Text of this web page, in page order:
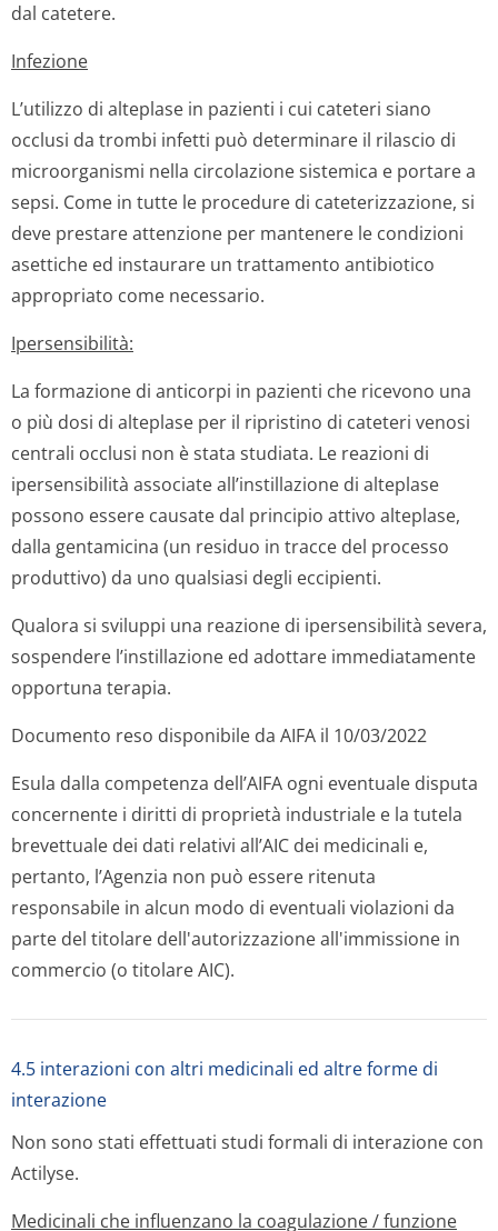
dal catetere.
Infezione
L’utilizzo di alteplase in pazienti i cui cateteri siano
occlusi da trombi infetti può determinare il rilascio di
microorganismi nella circolazione sistemica e portare a
sepsi. Come in tutte le procedure di cateterizzazione, si
deve prestare attenzione per mantenere le condizioni
asettiche ed instaurare un trattamento antibiotico
appropriato come necessario.
Ipersensibilità:
La formazione di anticorpi in pazienti che ricevono una
o più dosi di alteplase per il ripristino di cateteri venosi
centrali occlusi non è stata studiata. Le reazioni di
ipersensibilità associate all’instillazione di alteplase
possono essere causate dal principio attivo alteplase,
dalla gentamicina (un residuo in tracce del processo
produttivo) da uno qualsiasi degli eccipienti.
Qualora si sviluppi una reazione di ipersensibilità severa,
sospendere l’instillazione ed adottare immediatamente
opportuna terapia.
Documento reso disponibile da AIFA il 10/03/2022
Esula dalla competenza dell’AIFA ogni eventuale disputa
concernente i diritti di proprietà industriale e la tutela
brevettuale dei dati relativi all’AIC dei medicinali e,
pertanto, l’Agenzia non può essere ritenuta
responsabile in alcun modo di eventuali violazioni da
parte del titolare dell'autorizzazione all'immissione in
commercio (o titolare AIC).
4.5 interazioni con altri medicinali ed altre forme di
interazione
Non sono stati effettuati studi formali di interazione con
Actilyse.
Medicinali che influenzano la coagulazione / funzione